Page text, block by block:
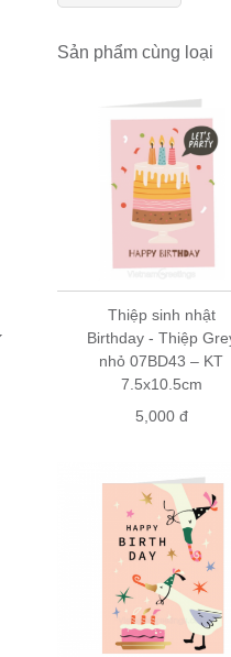
Mua lẻ tại cửa hàng:
sách và cửa hàng
Mua sỉ: vui lòng liên
Sản phẩm cùng loại
Thiệp sinh nhật
Birthday - Thiệp
nhỏ 07BD43 – KT
7.5x10.5cm
5,000 đ